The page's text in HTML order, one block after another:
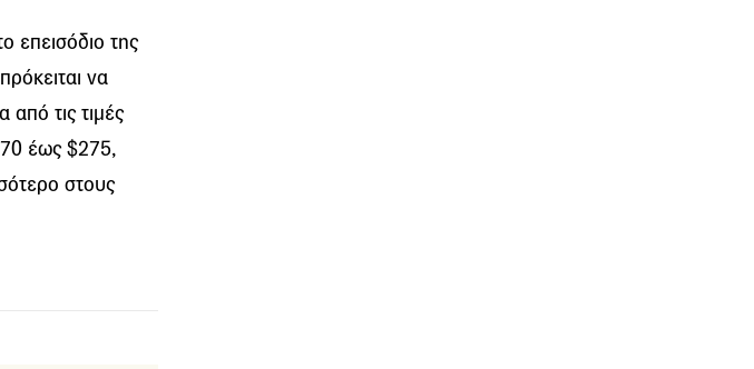
επεισόδιο της
να
τις τιμές
έως $275,
στους